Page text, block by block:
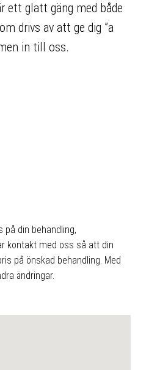
ett glatt gäng med både
drivs av att ge dig ”a
in till oss.
på din behandling,
kontakt med oss så att din
på önskad behandling. Med
ändringar.